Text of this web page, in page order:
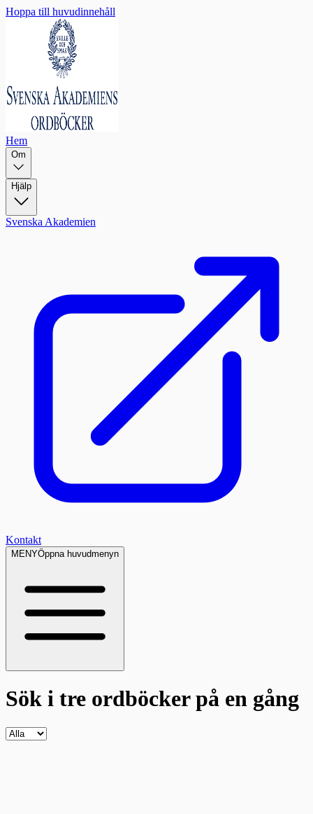
Hoppa till huvudinnehåll
Hem
Om
Hjälp
Svenska Akademien
Kontakt
MENYÖppna huvudmenyn
Sök i tre ordböckerpå en gång